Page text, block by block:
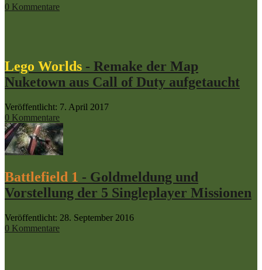
0 Kommentare
Lego Worlds - Remake der Map
Nuketown aus Call of Duty aufgetaucht
Veröffentlicht: 7. April 2017
0 Kommentare
Battlefield 1 - Goldmeldung und
Vorstellung der 5 Singleplayer Missionen
Veröffentlicht: 28. September 2016
0 Kommentare